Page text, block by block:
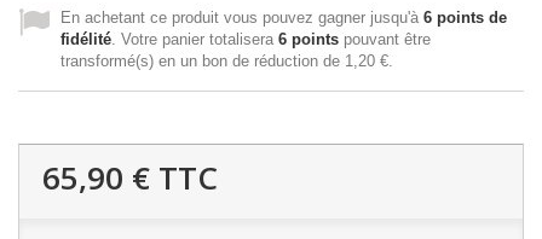
En achetant ce produit vous pouvez gagner jusqu'à 6 points de
fidélité . Votre panier totalisera 6 points pouvant être
transformé(s) en un bon de réduction de 1,20 €
65,90 € TTC